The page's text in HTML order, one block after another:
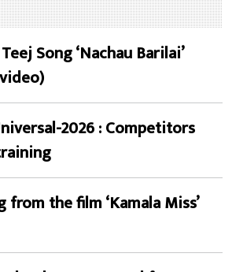
Teej Song ‘Nachau Barilai’
2026 : Competitors
the film ‘Kamala Miss’